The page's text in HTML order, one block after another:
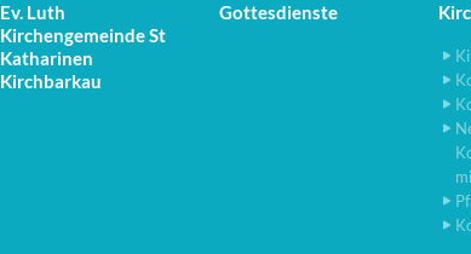
Ev. Luth
Kirchengemeinde St
Katharinen
Kirchbarkau
Gottesdienste